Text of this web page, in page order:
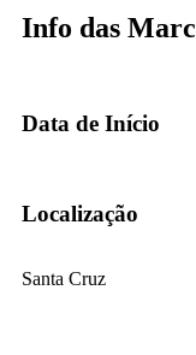
Info das
Data de Início
Localização
Santa Cruz